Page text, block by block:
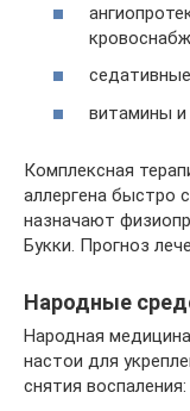
витамины
Комплексная
аллергена быстро
назначают
Букки. Прогноз
Народные
Народная
настои для
снятия воспаления: